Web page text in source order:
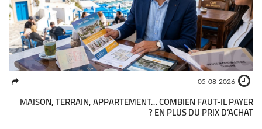
05-08-2026
MAISON, TERRAIN, APPARTEMENT… COMBIEN FAUT-IL PAYER
EN PLUS DU PRIX D’ACHAT ?